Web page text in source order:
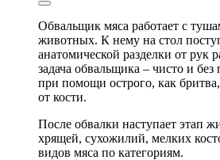
Обвальщик мяса работает с
животных. К нему на стол
анатомической разделки от рук
задача обвальщика – чисто и
при помощи острого, как
от кости.
После обвалки наступает этап
хрящей, сухожилий, мелких
видов мяса по категориям.